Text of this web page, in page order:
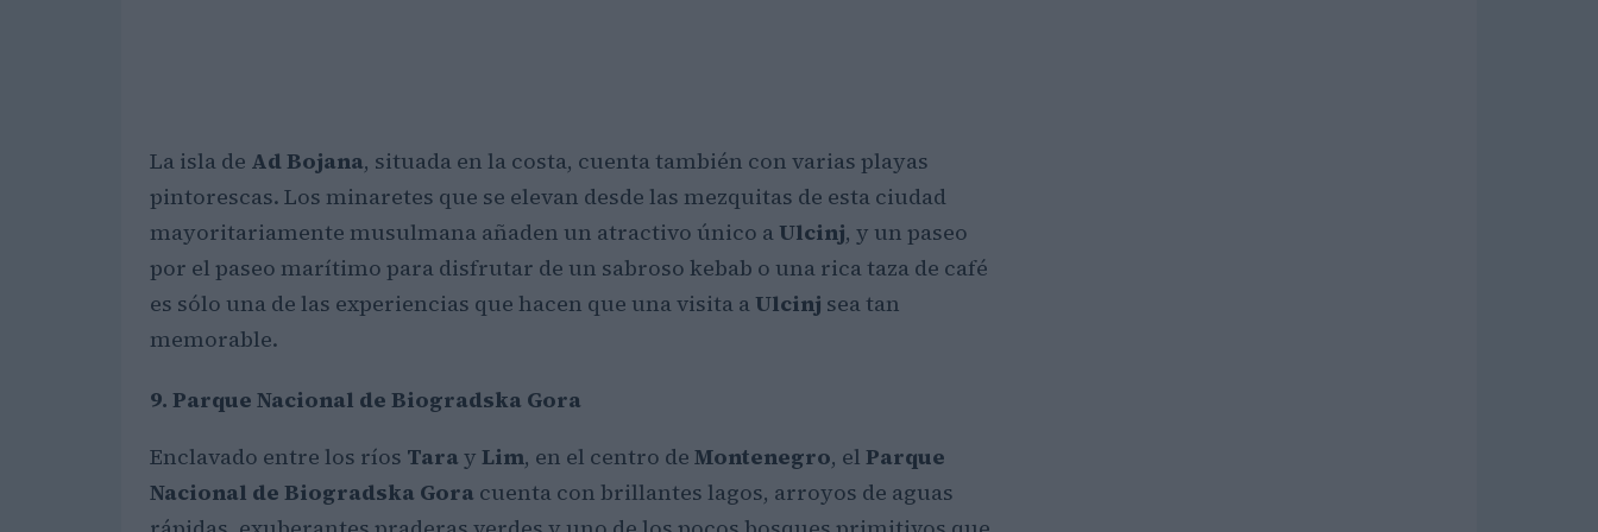
La isla de Ad Bojana, situada en la costa, cuenta también con varias playas
pintorescas. Los minaretes que se elevan desde las mezquitas de esta ciudad
mayoritariamente musulmana añaden un atractivo único a Ulcinj, y un paseo
por el paseo marítimo para disfrutar de un sabroso kebab o una rica taza de café
es sólo una de las experiencias que hacen que una visita a Ulcinj sea tan
memorable.
9. Parque Nacional de Biogradska Gora
Enclavado entre los ríos Tara y Lim, en el centro de Montenegro, el Parque
Nacional de Biogradska Gora cuenta con brillantes lagos, arroyos de aguas